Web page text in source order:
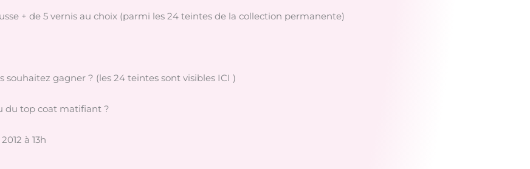
+ de 5 vernis au choix (parmi les 24 teintes de la collection permanente)
souhaitez gagner ? (les 24 teintes sont visibles ICI )
du top coat matifiant ?
à 13h